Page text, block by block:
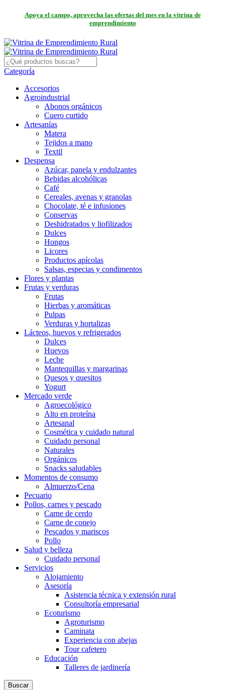
Apoya el campo, aprovecha las ofertas del mes en la vitrina de
emprendimiento
Categoría
Accesorios
Agroindustrial
Abonos orgánicos
Cuero curtido
Artesanías
Matera
Tejidos a mano
Textil
Despensa
Azúcar, panela y endulzantes
Bebidas alcohólicas
Café
Cereales, avenas y granolas
Chocolate, té e infusiones
Conservas
Deshidratados y liofilizados
Dulces
Hongos
Licores
Productos apícolas
Salsas, especias y condimentos
Flores y plantas
Frutas y verduras
Frutas
Hierbas y aromáticas
Pulpas
Verduras y hortalizas
Lácteos, huevos y refrigerados
Dulces
Huevos
Leche
Mantequillas y margarinas
Quesos y quesitos
Yogurt
Mercado verde
Agroecológico
Alto en proteína
Artesanal
Cosmética y cuidado natural
Cuidado personal
Naturales
Orgánicos
Snacks saludables
Momentos de consumo
Almuerzo/Cena
Pecuario
Pollos, carnes y pescado
Carne de cerdo
Carne de conejo
Pescados y mariscos
Pollo
Salud y belleza
Cuidado personal
Servicios
Alojamiento
Asesoría
Asistencia técnica y extensión rural
Consultoría empresarial
Ecoturismo
Agroturismo
Caminata
Experiencia con abejas
Tour cafetero
Educación
Talleres de jardinería
Buscar